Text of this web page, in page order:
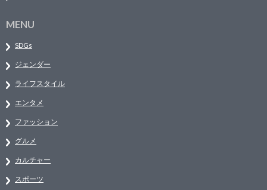
MENU
SDGs
ジェンダー
ライフスタイル
エンタメ
ファッション
グルメ
カルチャー
スポーツ